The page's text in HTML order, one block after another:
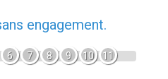
engagement.
6 7 8 9 10 11